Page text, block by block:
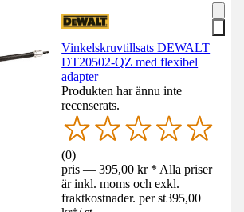
Vinkelskruvtillsats DEWALT
DT20502-QZ med flexibel
adapter
Produkten har ännu inte
recenserats.
(0)
pris — 395,00 kr * Alla priser
är inkl. moms och exkl.
fraktkostnader. per st395,00